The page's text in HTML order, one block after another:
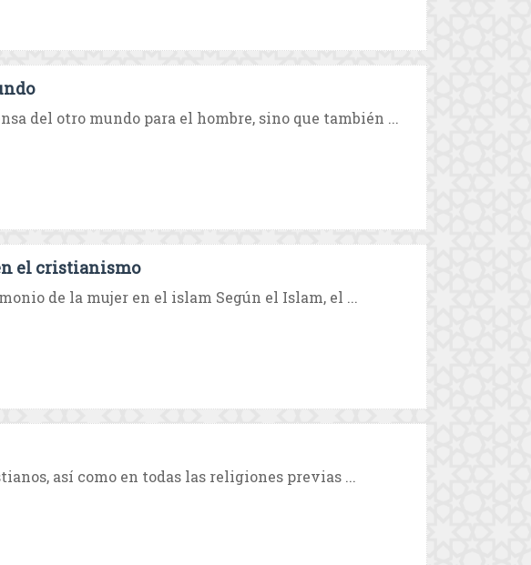
del otro mundo para el hombre, sino que también ...
el cristianismo
de la mujer en el islam Según el Islam, el ...
así como en todas las religiones previas ...